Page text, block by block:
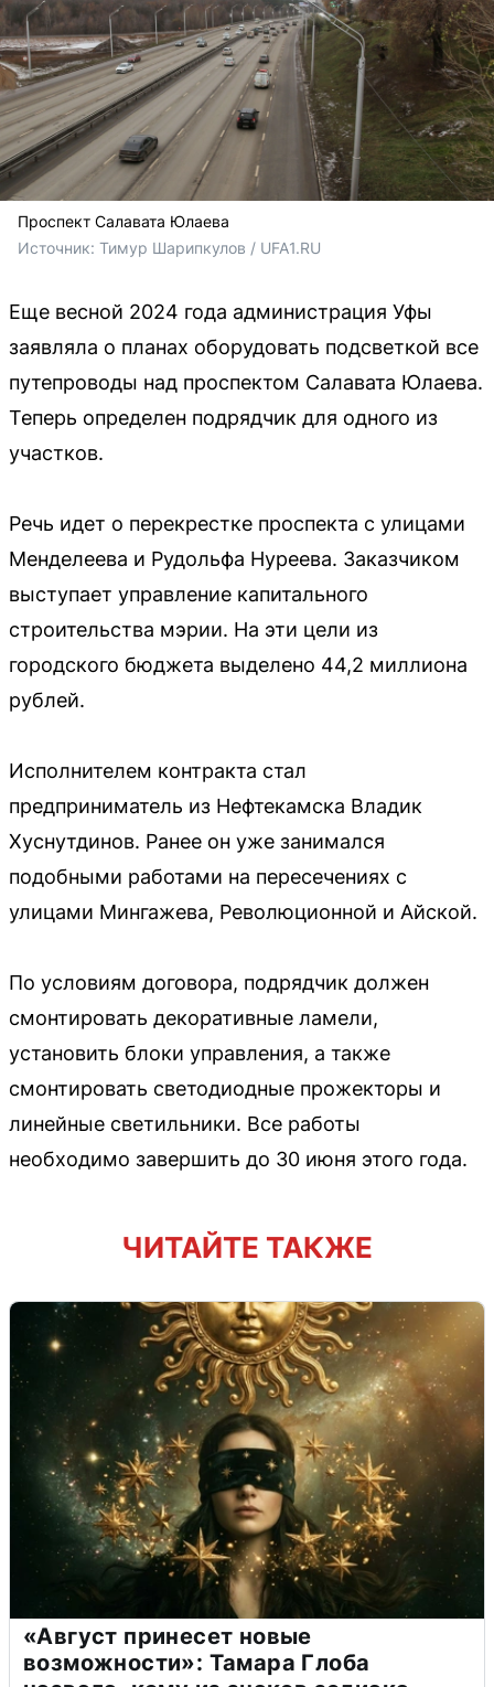
Проспект Салавата Юлаева
Источник: Тимур Шарипкулов / UFA1.RU
Еще весной 2024 года администрация Уфы
заявляла о планах оборудовать подсветкой все
путепроводы над проспектом Салавата Юлаева.
Теперь определен подрядчик для одного из
участков.
Речь идет о перекрестке проспекта с улицами
Менделеева и Рудольфа Нуреева. Заказчиком
выступает управление капитального
строительства мэрии. На эти цели из
городского бюджета выделено 44,2 миллиона
рублей.
Исполнителем контракта стал
предприниматель из Нефтекамска Владик
Хуснутдинов. Ранее он уже занимался
подобными работами на пересечениях с
улицами Мингажева, Революционной и Айской.
По условиям договора, подрядчик должен
смонтировать декоративные ламели,
установить блоки управления, а также
смонтировать светодиодные прожекторы и
линейные светильники. Все работы
необходимо завершить до 30 июня этого года.
ЧИТАЙТЕ ТАКЖЕ
«Август принесет новые
возможности»: Тамара Глоба